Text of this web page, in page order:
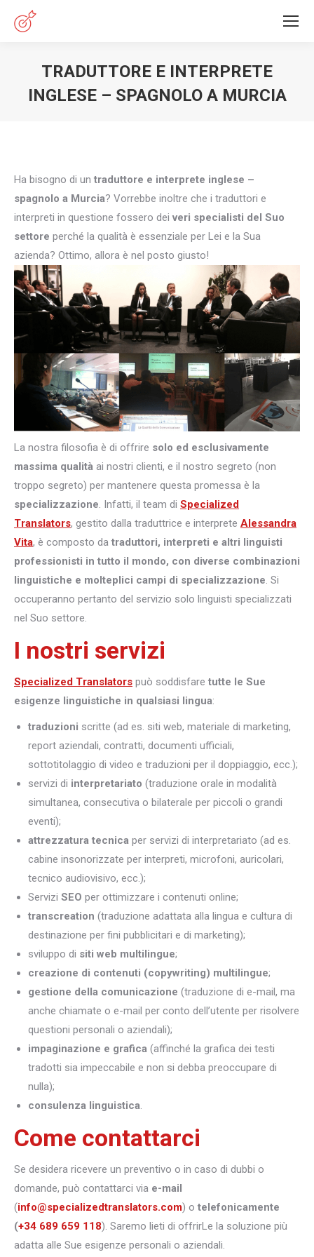
TRADUTTORE E INTERPRETE
INGLESE – SPAGNOLO A MURCIA
Ha bisogno di un traduttore e interprete inglese –
spagnolo a Murcia? Vorrebbe inoltre che i traduttori e
interpreti in questione fossero dei veri specialisti del Suo
settore perché la qualità è essenziale per Lei e la Sua
azienda? Ottimo, allora è nel posto giusto!
La nostra filosofia è di offrire solo ed esclusivamente
massima qualità ai nostri clienti, e il nostro segreto (non
troppo segreto) per mantenere questa promessa è la
specializzazione. Infatti, il team di Specialized
Translators, gestito dalla traduttrice e interprete Alessandra
Vita, è composto da traduttori, interpreti e altri linguisti
professionisti in tutto il mondo, con diverse combinazioni
linguistiche e molteplici campi di specializzazione. Si
occuperanno pertanto del servizio solo linguisti specializzati
nel Suo settore.
I nostri servizi
Specialized Translators può soddisfare tutte le Sue
esigenze linguistiche in qualsiasi lingua:
traduzioni scritte (ad es. siti web, materiale di marketing,
report aziendali, contratti, documenti ufficiali,
sottotitolaggio di video e traduzioni per il doppiaggio, ecc.);
servizi di interpretariato (traduzione orale in modalità
simultanea, consecutiva o bilaterale per piccoli o grandi
eventi);
attrezzatura tecnica per servizi di interpretariato (ad es.
cabine insonorizzate per interpreti, microfoni, auricolari,
tecnico audiovisivo, ecc.);
Servizi SEO per ottimizzare i contenuti online;
transcreation (traduzione adattata alla lingua e cultura di
destinazione per fini pubblicitari e di marketing);
sviluppo di siti web multilingue;
creazione di contenuti (copywriting) multilingue;
gestione della comunicazione (traduzione di e-mail, ma
anche chiamate o e-mail per conto dell’utente per risolvere
questioni personali o aziendali);
impaginazione e grafica (affinché la grafica dei testi
tradotti sia impeccabile e non si debba preoccupare di
nulla);
consulenza linguistica.
Come contattarci
Se desidera ricevere un preventivo o in caso di dubbi o
domande, può contattarci via e-mail
(info@specializedtranslators.com) o telefonicamente
(+34 689 659 118). Saremo lieti di offrirLe la soluzione più
adatta alle Sue esigenze personali o aziendali.